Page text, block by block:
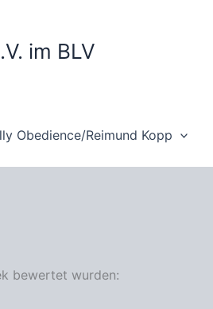
im BLV
Obedience/Reimund Kopp
bewertet wurden: